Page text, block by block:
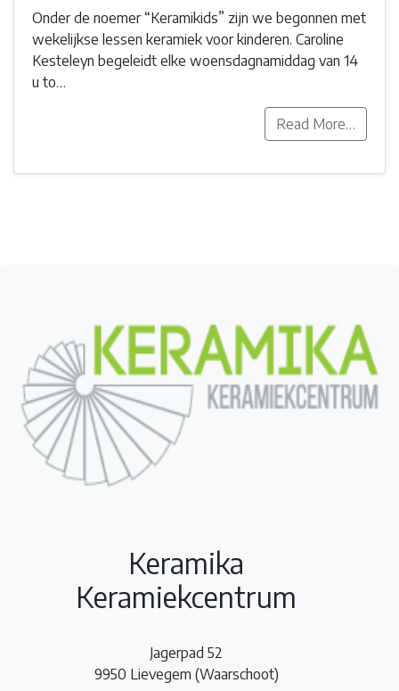
Onder de noemer “Keramikids” zijn we begonnen met
wekelijkse lessen keramiek voor kinderen. Caroline
Kesteleyn begeleidt elke woensdagnamiddag van 14
u to…
Read More…
Keramika
Keramiekcentrum
Jagerpad 52
9950 Lievegem (Waarschoot)